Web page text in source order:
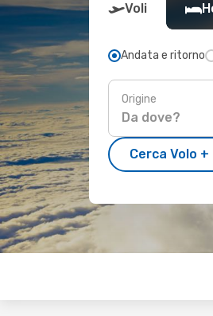
Voli
Andata e ritorno
Origine
Cerca Volo